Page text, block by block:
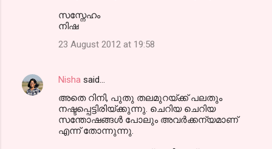
സസ്നേഹം
നിഷ
23 August 2012 at 19:58
Nisha said…
അതെ റിനി, പുതു തലമുറയ്ക്ക് പലതും
നഷ്ടപ്പെട്ടിരിയ്ക്കുന്നു. ചെറിയ ചെറിയ
സന്തോഷങ്ങള്‍ പോലും അവര്‍ക്കന്യമാണ്
എന്ന് തോന്നുന്നു.